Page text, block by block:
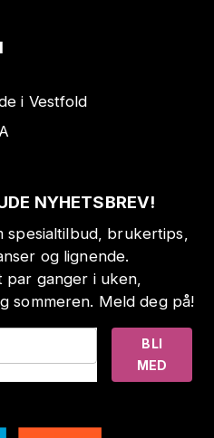
i Vestfold
NYHETSBREV!
spesialtilbud, brukertips,
og lignende.
ganger i uken,
sommeren. Meld deg på!
BLI
MED